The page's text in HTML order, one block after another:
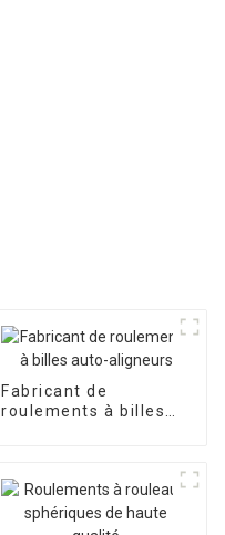
Fabricant de
roulements à billes